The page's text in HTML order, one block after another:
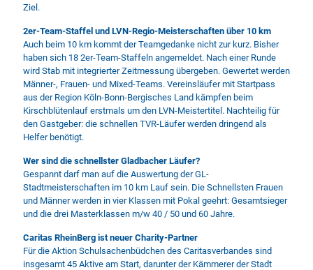
Ziel.
2er-Team-Staffel und LVN-Regio-Meisterschaften über 10 km
Auch beim 10 km kommt der Teamgedanke nicht zur kurz. Bisher
haben sich 18 2er-Team-Staffeln angemeldet. Nach einer Runde
wird Stab mit integrierter Zeitmessung übergeben. Gewertet werden
Männer-, Frauen- und Mixed-Teams. Vereinsläufer mit Startpass
aus der Region Köln-Bonn-Bergisches Land kämpfen beim
Kirschblütenlauf erstmals um den LVN-Meistertitel. Nachteilig für
den Gastgeber: die schnellen TVR-Läufer werden dringend als
Helfer benötigt.
Wer sind die schnellster Gladbacher Läufer?
Gespannt darf man auf die Auswertung der GL-
Stadtmeisterschaften im 10 km Lauf sein. Die Schnellsten Frauen
und Männer werden in vier Klassen mit Pokal geehrt: Gesamtsieger
und die drei Masterklassen m/w 40 / 50 und 60 Jahre.
Caritas RheinBerg ist neuer Charity-Partner
Für die Aktion Schulsachenbüdchen des Caritasverbandes sind
insgesamt 45 Aktive am Start, darunter der Kämmerer der Stadt